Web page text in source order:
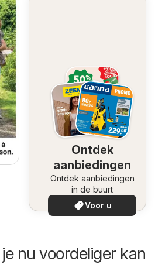
Ontdek
aanbiedingen
Ontdek aanbiedingen
in de buurt
Voor u
nu voordeliger kan